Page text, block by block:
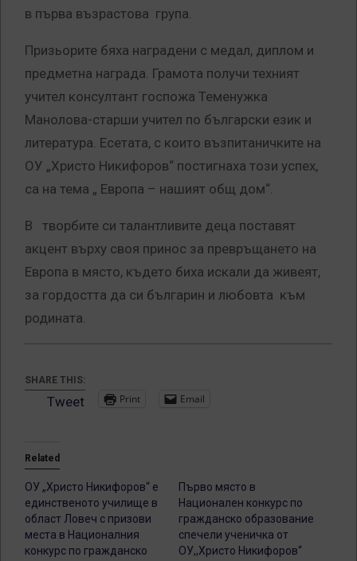
в първа възрастова група.
Призьорите бяха наградени с медал, диплом и
предметна награда. Грамота получи техният
учител консултант госпожа Теменужка
Манолова-старши учител по български език и
литература. Есетата, с които възпитаничките на
ОУ „Христо Никифоров“ постигнаха този успех,
са на тема „ Европа – нашият общ дом“.
В творбите си талантливите деца поставят
акцент върху своя принос за превръщането на
Европа в място, където биха искали да живеят,
за гордостта да си българин и любовта към
родината.
SHARE THIS:
Tweet Print Email
Related
ОУ „Христо Никифоров“ е
единственото училище в
област Ловеч с призови
места в Националния
конкурс по гражданско
Първо място в
Национален конкурс по
гражданско образование
спечели ученичка от
ОУ,,Христо Никифоров‘‘